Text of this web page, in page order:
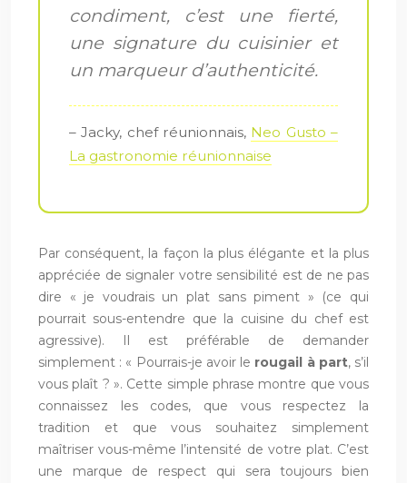
condiment, c’est une fierté,
une signature du cuisinier et
un marqueur d’authenticité.
– Jacky, chef réunionnais, Neo Gusto –
La gastronomie réunionnaise
Par conséquent, la façon la plus élégante et la plus
appréciée de signaler votre sensibilité est de ne pas
dire « je voudrais un plat sans piment » (ce qui
pourrait sous-entendre que la cuisine du chef est
agressive). Il est préférable de demander
simplement : « Pourrais-je avoir le rougail à part, s’il
vous plaît ? ». Cette simple phrase montre que vous
connaissez les codes, que vous respectez la
tradition et que vous souhaitez simplement
maîtriser vous-même l’intensité de votre plat. C’est
une marque de respect qui sera toujours bien